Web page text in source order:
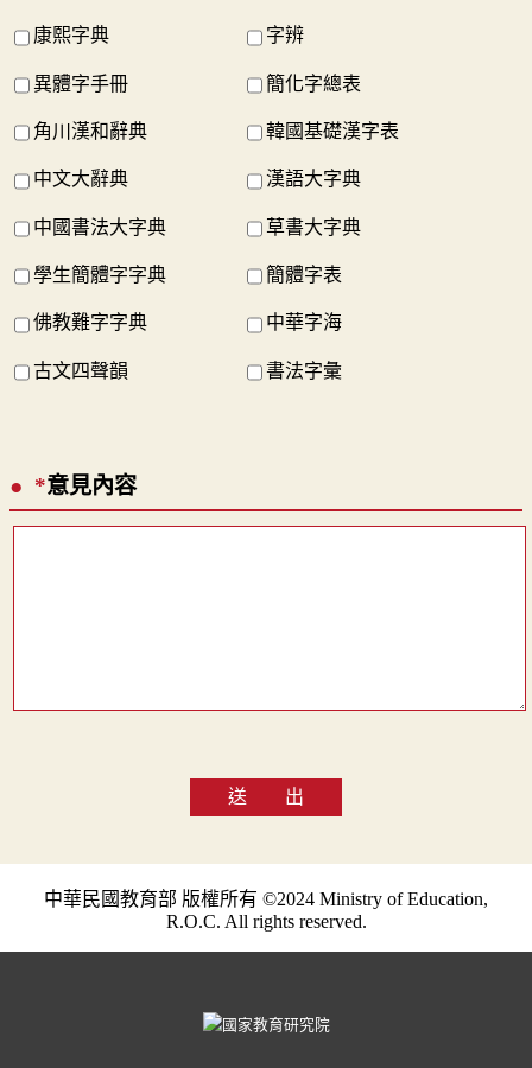
康熙字典 字辨
異體字手冊 簡化字總表
角川漢和辭典 韓國基礎漢字表
中文大辭典 漢語大字典
中國書法大字典 草書大字典
學生簡體字字典 簡體字表
佛教難字字典 中華字海
古文四聲韻 書法字彙
*意見內容
送 出
中華民國教育部 版權所有 ©2024 Ministry of Education,
R.O.C. All rights reserved.